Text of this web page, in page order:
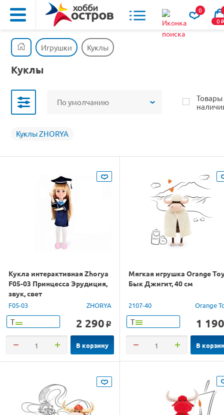
0
0o
Игрушки Куклы
Куклы
По умолчанию
Товары
Куклы ZHORYA
Кукла интерактивная Zhorya
F05-03 Принцесса Эрудиция,
звук, свет
F05-03 ZHORYA
Т 2 290 o
В корзину
Мягкая игрушка Orange
Бык Джигит, 40 см
2107-40 Orange
Т 1 190
В